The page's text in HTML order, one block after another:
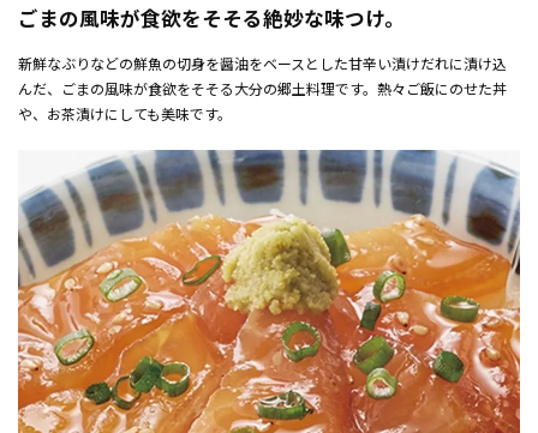
ごまの風味が食欲をそそる絶妙な味つけ。
新鮮なぶりなどの鮮魚の切身を醤油をベースとした甘辛い漬けだれに漬け込
んだ、ごまの風味が食欲をそそる大分の郷土料理です。熱々ご飯にのせた丼
や、お茶漬けにしても美味です。